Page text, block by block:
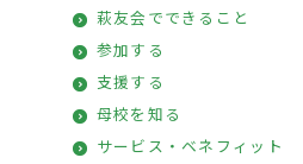
萩友会でできること
参加する
支援する
母校を知る
サービス・ベネフィット